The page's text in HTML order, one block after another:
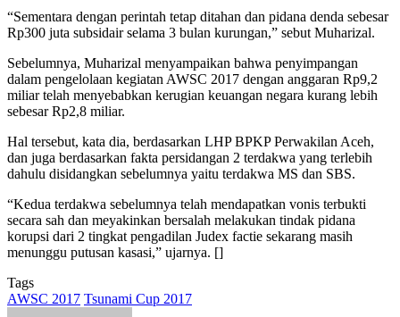
“Sementara dengan perintah tetap ditahan dan pidana denda sebesar
Rp300 juta subsidair selama 3 bulan kurungan,” sebut Muharizal.
Sebelumnya, Muharizal menyampaikan bahwa penyimpangan
dalam pengelolaan kegiatan AWSC 2017 dengan anggaran Rp9,2
miliar telah menyebabkan kerugian keuangan negara kurang lebih
sebesar Rp2,8 miliar.
Hal tersebut, kata dia, berdasarkan LHP BPKP Perwakilan Aceh,
dan juga berdasarkan fakta persidangan 2 terdakwa yang terlebih
dahulu disidangkan sebelumnya yaitu terdakwa MS dan SBS.
“Kedua terdakwa sebelumnya telah mendapatkan vonis terbukti
secara sah dan meyakinkan bersalah melakukan tindak pidana
korupsi dari 2 tingkat pengadilan Judex factie sekarang masih
menunggu putusan kasasi,” ujarnya. []
Tags
AWSC 2017 Tsunami Cup 2017